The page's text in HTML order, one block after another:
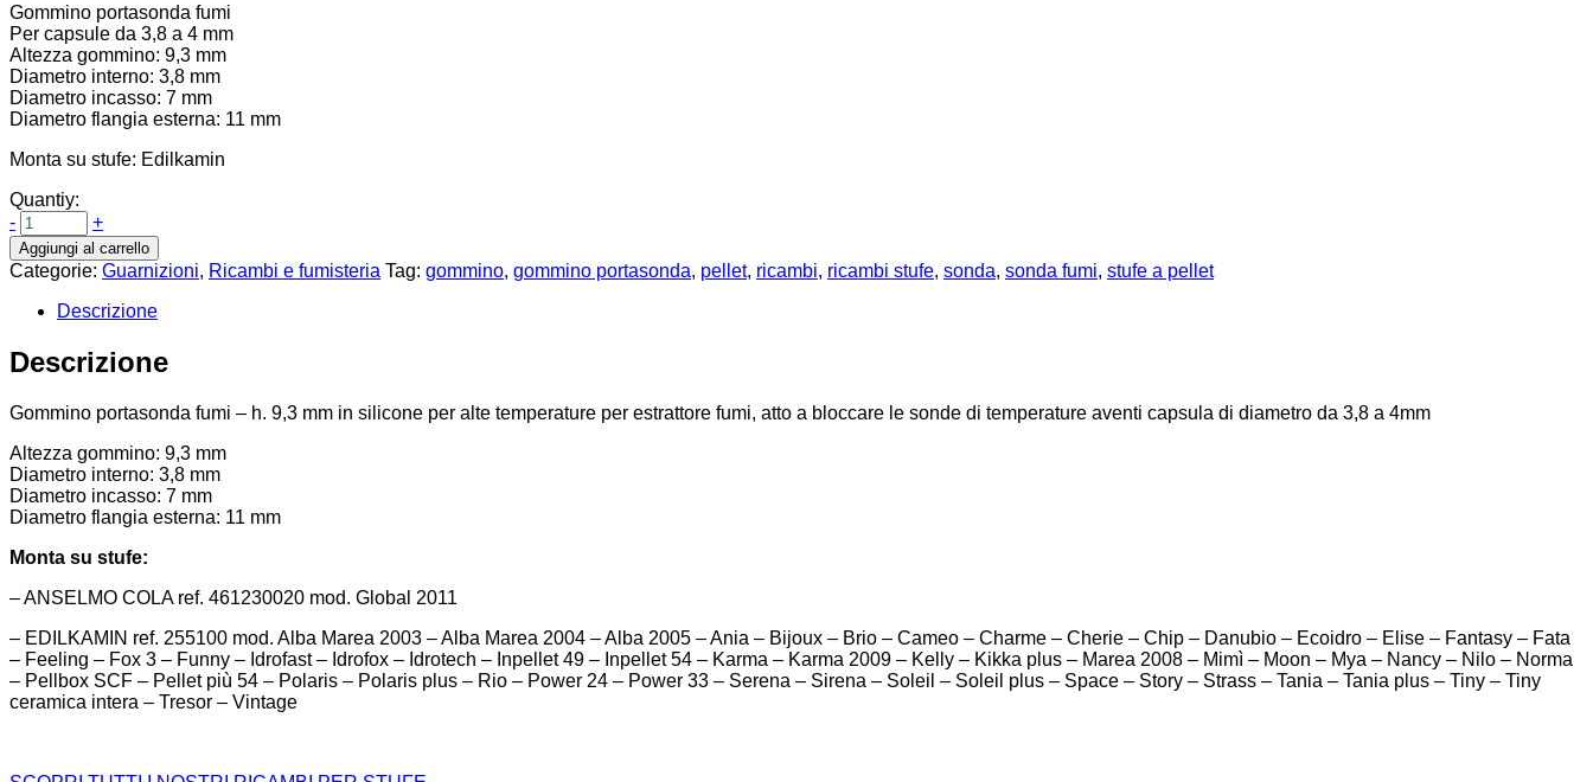
Gommino portasonda fumi
Per capsule da 3,8 a 4 mm
Altezza gommino: 9,3 mm
Diametro interno: 3,8 mm
Diametro incasso: 7 mm
Diametro flangia esterna: 11 mm
Monta su stufe: Edilkamin
Quantiy:
-
+
Aggiungi al carrello
Categorie: Guarnizioni, Ricambi e fumisteria Tag: gommino, gommino portasonda, pellet, ricambi, ricambi stufe, sonda, sonda fumi, stufe a pellet
Descrizione
Descrizione
Gommino portasonda fumi – h. 9,3 mm in silicone per alte temperature per estrattore fumi, atto a bloccare le sonde di temperature aventi capsula di diametro da 3,8 a 4mm
Altezza gommino: 9,3 mm
Diametro interno: 3,8 mm
Diametro incasso: 7 mm
Diametro flangia esterna: 11 mm
Monta su stufe:
– ANSELMO COLA ref. 461230020 mod. Global 2011
– EDILKAMIN ref. 255100 mod. Alba Marea 2003 – Alba Marea 2004 – Alba 2005 – Ania – Bijoux – Brio – Cameo – Charme – Cherie – Chip – Danubio – Ecoidro – Elise – Fantasy – Fata
– Feeling – Fox 3 – Funny – Idrofast – Idrofox – Idrotech – Inpellet 49 – Inpellet 54 – Karma – Karma 2009 – Kelly – Kikka plus – Marea 2008 – Mimì – Moon – Mya – Nancy – Nilo – Norma
– Pellbox SCF – Pellet più 54 – Polaris – Polaris plus – Rio – Power 24 – Power 33 – Serena – Sirena – Soleil – Soleil plus – Space – Story – Strass – Tania – Tania plus – Tiny – Tiny
ceramica intera – Tresor – Vintage